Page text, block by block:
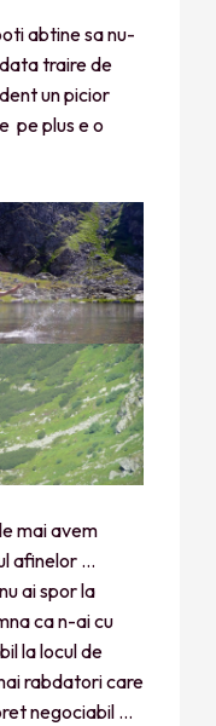
abtine sa nu-
traire de
un picior
pe plus e o
mai avem
afinelor …
ai spor la
ca n-ai cu
la locul de
rabdatori care
negociabil …